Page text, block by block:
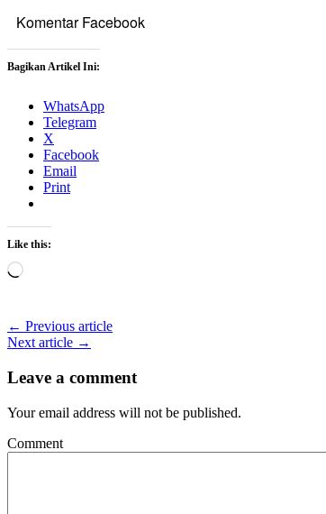
Komentar Facebook
Bagikan Artikel Ini:
WhatsApp
Telegram
X
Facebook
Email
Print
Like this:
Loading…
← Previous article
Next article →
Leave a comment
Your email address will not be published.
Comment